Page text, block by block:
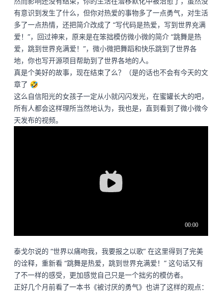
有意识到发生了什么，但你对热爱的事物多了一点勇气，对生活
多了一点热情，还把简介改成了 “写代码是热爱，写到世界充满
爱！”，回过神来，原来是在笨拙模仿微小微的简介 “跳舞是热
爱，跳到世界充满爱！”，微小微把舞蹈和快乐跳到了世界各
地，你也写开源项目帮助到了世界各地的人。
真是个美好的故事，现在结束了么？（是的话也不会有今天的文
章了 🤣
这么自信阳光的女孩子一定从小就闪闪发光，在蜜罐长大的吧，
所有人都会这样理所当然地认为，我也是，直到看到了微小微今
天发布的视频。
泰戈尔说的 “世界以痛吻我，我要报之以歌” 在这里得到了完美
的诠释，重新看 “跳舞是热爱，跳到世界充满爱！” 这句话又有
了不一样的感受，更加感觉自己只是一个拙劣的模仿者。
正好几个月前看了一本书《被讨厌的勇气》也讲了这样的观点：